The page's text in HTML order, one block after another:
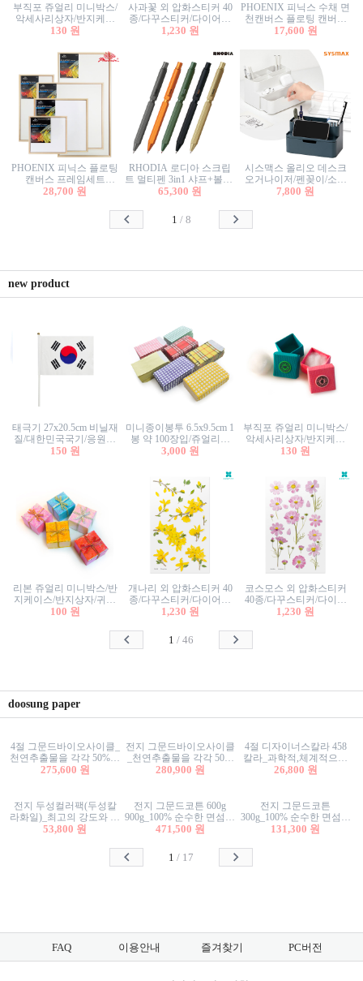
부직포 쥬얼리 미니박스/
악세사리상자/반지케이
스/반지상자/귀걸이상자/
130 원
사과꽃 외 압화스티커 40
종/다꾸스티커/다이어리
꾸미기/꽃스티커/자연물
1,230 원
PHOENIX 피닉스 수채 면
천캔버스 플로팅 캔버스
프레임세트 30x30cm/액자
17,600 원
PHOENIX 피닉스 플로팅
캔버스 프레임세트
50x50cm/액자캔버스/인테
28,700 원
RHODIA 로디아 스크립
트 멀티펜 3in1 샤프+볼펜/
무광택 알루미늄 육각배
65,300 원
시스맥스 올리오 데스크
오거나이저/펜꽂이/소품
꽂이/소품함/정리함/수납
7,800 원
1 / 8
new product
태극기 27x20.5cm 비닐재
질/대한민국국기/응원깃
발/행사깃발
150 원
미니종이봉투 6.5x9.5cm 1
봉 약 100장입/쥬얼리봉
투/증명사진봉투/악세사
3,000 원
부직포 쥬얼리 미니박스/
악세사리상자/반지케이
스/반지상자/귀걸이상자/
130 원
리본 쥬얼리 미니박스/반
지케이스/반지상자/귀걸
이상자/귀걸이박스/악세
100 원
개나리 외 압화스티커 40
종/다꾸스티커/다이어리
꾸미기/꽃스티커/자연물
1,230 원
코스모스 외 압화스티커
40종/다꾸스티커/다이어
리꾸미기/꽃스티커/자연
1,230 원
1 /46
doosung paper
4절 그문드바이오사이클_
천연추출물을 각각 50%이
상 함유한 친환경그래픽
275,600 원
전지 그문드바이오사이클
_천연추출물을 각각 50%
이상 함유한 친환경그래
280,900 원
4절 디자이너스칼라 458
칼라_과학적,체계적으로
분류된 200색을 갖춘 색지
26,800 원
전지 두성컬러팩(두성칼
라화일)_최고의 강도와 평
활성을 지닌 다양한 컬러
53,800 원
전지 그문드코튼 600g
900g_100% 순수한 면섬유
로 만든 친환경프리미엄
471,500 원
전지 그문드코튼
300g_100% 순수한 면섬유
로 만든 친환경프리미엄
131,300 원
1 / 17
FAQ 이용안내 즐겨찾기 PC버전